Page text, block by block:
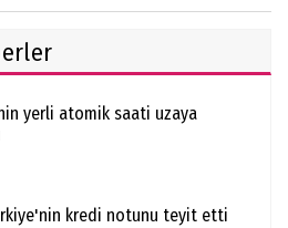
yerli atomik saati uzaya
kredi notunu teyit etti